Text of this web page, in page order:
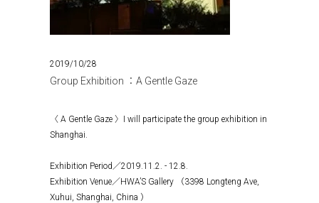
2019/10/28
Group Exhibition ：A Gentle Gaze
〈 A Gentle Gaze 〉I will participate the group exhibition in
Shanghai.
Exhibition Period／2019.11.2. - 12.8.
Exhibition Venue／HWA’S Gallery （3398 Longteng Ave,
Xuhui, Shanghai, China ）